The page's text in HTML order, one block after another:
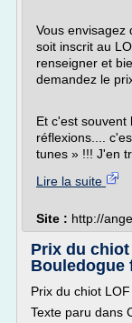
Vous envisagez
soit inscrit au
renseigner et
demandez le
Et c'est souvent
réflexions....
tunes » !!! J'en
Lire la suite
Site : http://
Prix du
Bouledogue
Prix du chiot LOF
Texte paru dans